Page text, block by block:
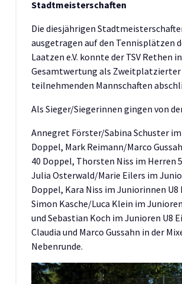
Stadtmeisterschaften
Die diesjährigen
ausgetragen auf den Tennisplätzen
Laatzen e.V. konnte der TSV Rethen
Gesamtwertung als
teilnehmenden Mannschaften
Als Sieger/Siegerinnen gingen von
Annegret Förster/Sabina Schuster im
Doppel, Mark Reimann/Marco
40 Doppel, Thorsten Niss im Herren
Julia Osterwald/Marie Eilers im
Doppel, Kara Niss im Juniorinnen U8
Simon Kasche/Luca Klein im
und Sebastian Koch im Junioren U8
Claudia und Marco Gussahn in der
Nebenrunde.